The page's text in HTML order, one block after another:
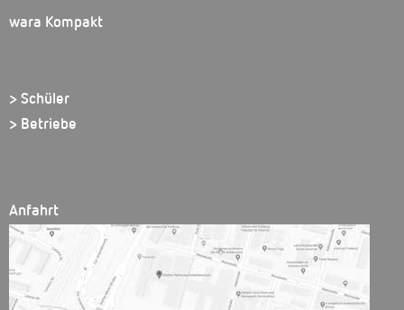
wara Kompakt
> Schüler
> Betriebe
Anfahrt